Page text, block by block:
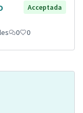
Acceptada
0 0